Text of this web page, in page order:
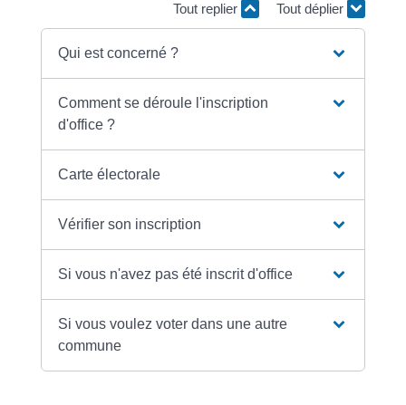
Tout replier
Tout déplier
Qui est concerné ?
Comment se déroule l'inscription
d'office ?
Carte électorale
Vérifier son inscription
Si vous n'avez pas été inscrit d'office
Si vous voulez voter dans une autre
commune